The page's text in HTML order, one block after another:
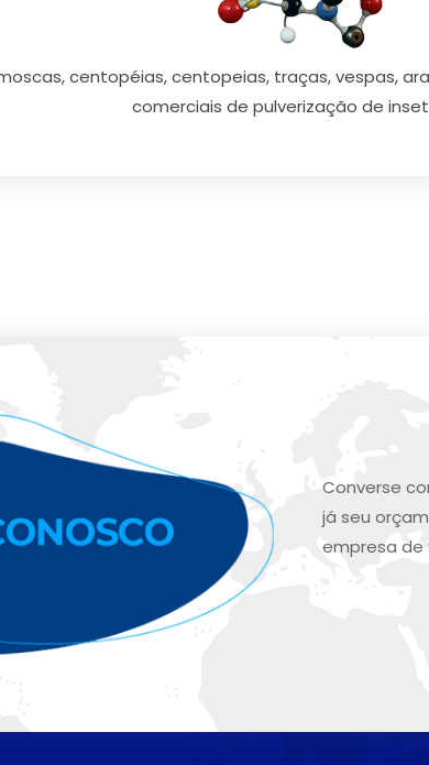
centopéias, centopeias, traças, vespas,
comerciais de pulverização de
Converse
já seu
empresa de